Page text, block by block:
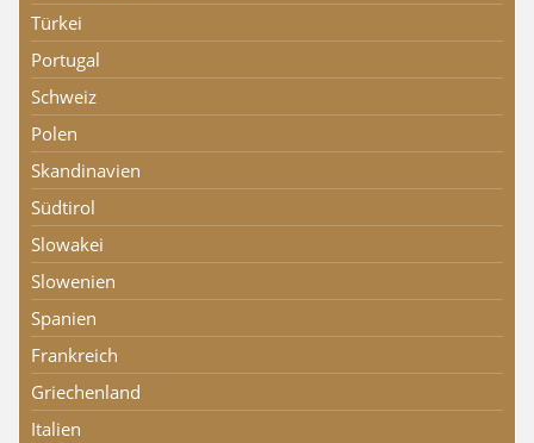
Türkei
Portugal
Schweiz
Polen
Skandinavien
Südtirol
Slowakei
Slowenien
Spanien
Frankreich
Griechenland
Italien